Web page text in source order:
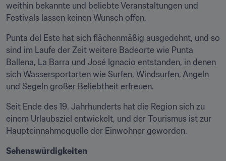
weithin bekannte und beliebte Veranstaltungen und
Festivals lassen keinen Wunsch offen.
Punta del Este hat sich flächenmäßig ausgedehnt, und so
sind im Laufe der Zeit weitere Badeorte wie Punta
Ballena, La Barra und José Ignacio entstanden, in denen
sich Wassersportarten wie Surfen, Windsurfen, Angeln
und Segeln großer Beliebtheit erfreuen.
Seit Ende des 19. Jahrhunderts hat die Region sich zu
einem Urlaubsziel entwickelt, und der Tourismus ist zur
Haupteinnahmequelle der Einwohner geworden.
Sehenswürdigkeiten